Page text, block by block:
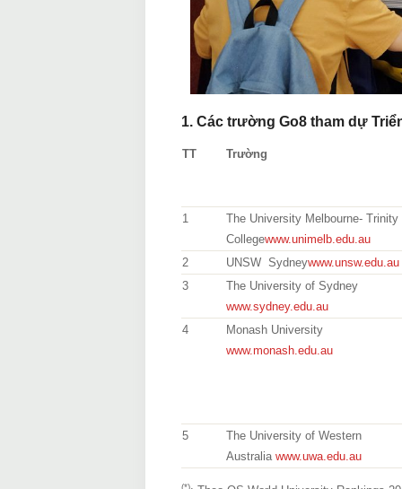
1. Các trường Go8 tham dự
TT Trường
1
The University Melbourne- Trinity
Collegewww.unimelb.edu.au
2
UNSW Sydneywww.unsw.edu.au
3
The University of Sydney
www.sydney.edu.au
4
Monash University
www.monash.edu.au
5
The University of Western
Australia www.uwa.edu.au
(*)